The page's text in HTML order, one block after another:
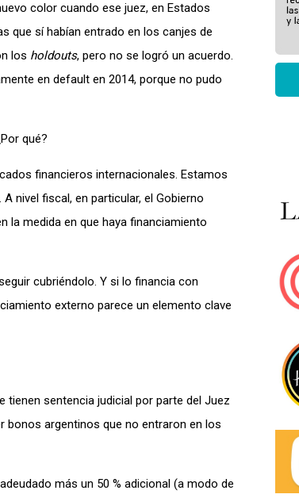
color cuando ese juez, en Estados
que sí habían entrado en los canjes de
los holdouts, pero no se logró un acuerdo.
en default en 2014, porque no pudo
qué?
financieros internacionales. Estamos
nivel fiscal, en particular, el Gobierno
la medida en que haya financiamiento
cubriéndolo. Y si lo financia con
externo parece un elemento clave
sentencia judicial por parte del Juez
bonos argentinos que no entraron en los
más un 50 % adicional (a modo de